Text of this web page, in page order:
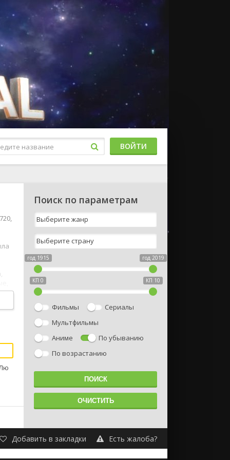
ВОЙТИ
Поиск по параметрам
год 1915 год 2019
КП 0 КП 10
Фильмы
Сериалы
Мультфильмы
Аниме
По убыванию
По возрастанию
Добавить в закладки Есть жалоба?